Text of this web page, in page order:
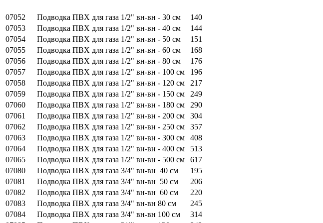
07052 Подводка ПВХ для газа 1/2" вн-вн - 30 см
140
07053
Подводка ПВХ для газа 1/2" вн-вн - 40 см
144
07054
Подводка ПВХ для газа 1/2" вн-вн - 50 см
151
07055
Подводка ПВХ для газа 1/2" вн-вн - 60 см
168
07056
Подводка ПВХ для газа 1/2" вн-вн - 80 см
176
07057
Подводка ПВХ для газа 1/2" вн-вн - 100 см
196
07058
Подводка ПВХ для газа 1/2" вн-вн - 120 см
217
07059
Подводка ПВХ для газа 1/2" вн-вн - 150 см
249
07060
Подводка ПВХ для газа 1/2" вн-вн - 180 см
290
07061
Подводка ПВХ для газа 1/2" вн-вн - 200 см
304
07062
Подводка ПВХ для газа 1/2" вн-вн - 250 см
357
07063
Подводка ПВХ для газа 1/2" вн-вн - 300 см
408
07064
Подводка ПВХ для газа 1/2" вн-вн - 400 см
513
07065
Подводка ПВХ для газа 1/2" вн-вн - 500 см
617
07080
Подводка ПВХ для газа 3/4" вн-вн 40 см
195
07081
Подводка ПВХ для газа 3/4" вн-вн 50 см
206
07082
Подводка ПВХ для газа 3/4" вн-вн 60 см
220
07083
Подводка ПВХ для газа 3/4" вн-вн 80 см
245
07084
Подводка ПВХ для газа 3/4" вн-вн 100 см
314